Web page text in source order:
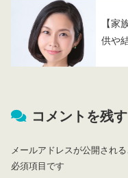
【家
供や
コメントを残す
メールアドレスが公開される
必須項目です